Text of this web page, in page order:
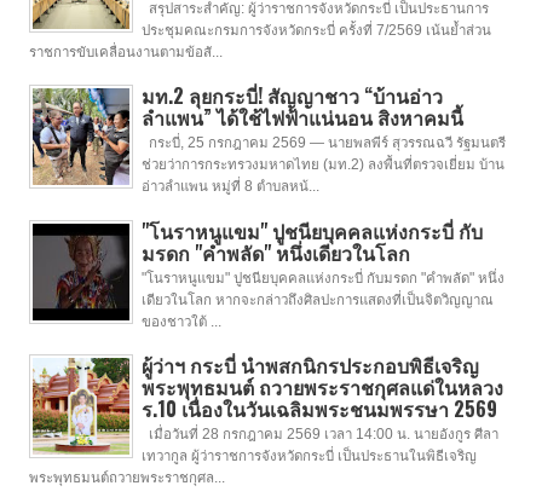
สรุปสาระสำคัญ: ผู้ว่าราชการจังหวัดกระบี่ เป็นประธานการ
ประชุมคณะกรมการจังหวัดกระบี่ ครั้งที่ 7/2569 เน้นย้ำส่วน
ราชการขับเคลื่อนงานตามข้อสั...
มท.2 ลุยกระบี่! สัญญาชาว “บ้านอ่าว
ลำแพน” ได้ใช้ไฟฟ้าแน่นอน สิงหาคมนี้
กระบี่, 25 กรกฎาคม 2569 — นายพลพีร์ สุวรรณฉวี รัฐมนตรี
ช่วยว่าการกระทรวงมหาดไทย (มท.2) ลงพื้นที่ตรวจเยี่ยม บ้าน
อ่าวลำแพน หมู่ที่ 8 ตำบลหน้...
"โนราหนูแขม" ปูชนียบุคคลแห่งกระบี่ กับ
มรดก "คำพลัด" หนึ่งเดียวในโลก
"โนราหนูแขม" ปูชนียบุคคลแห่งกระบี่ กับมรดก "คำพลัด" หนึ่ง
เดียวในโลก หากจะกล่าวถึงศิลปะการแสดงที่เป็นจิตวิญญาณ
ของชาวใต้ ...
ผู้ว่าฯ กระบี่ นำพสกนิกรประกอบพิธีเจริญ
พระพุทธมนต์ ถวายพระราชกุศลแด่ในหลวง
ร.10 เนื่องในวันเฉลิมพระชนมพรรษา 2569
เมื่อวันที่ 28 กรกฎาคม 2569 เวลา 14:00 น. นายอังกูร ศีลา
เทวากูล ผู้ว่าราชการจังหวัดกระบี่ เป็นประธานในพิธีเจริญ
พระพุทธมนต์ถวายพระราชกุศล...